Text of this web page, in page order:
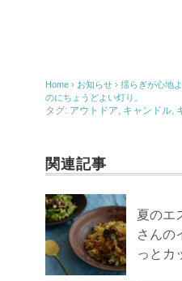
Home › お知らせ › 揺らぎが心地
のにちょうどよい灯り。
タグ: アウトドア, キャンドル,
関連記事
夏のエ
さんの
っとカ